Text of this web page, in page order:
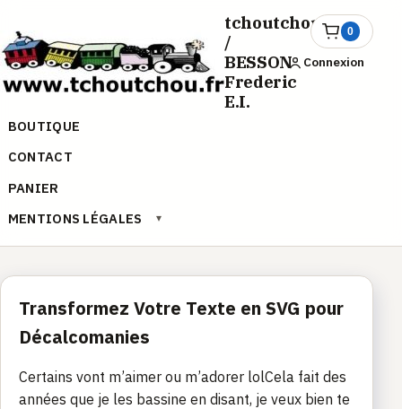
contenu
tchoutchou.fr
/
BESSON
Frederic
E.I.
BOUTIQUE
CONTACT
PANIER
MENTIONS LÉGALES
▾
0
Ouvrir
le
panier
Connexion
Transformez Votre Texte en SVG pour
Décalcomanies
Certains vont m’aimer ou m’adorer lolCela fait des
années que je les bassine en disant, je veux bien te